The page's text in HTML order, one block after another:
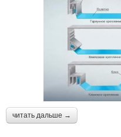
читать дальше →